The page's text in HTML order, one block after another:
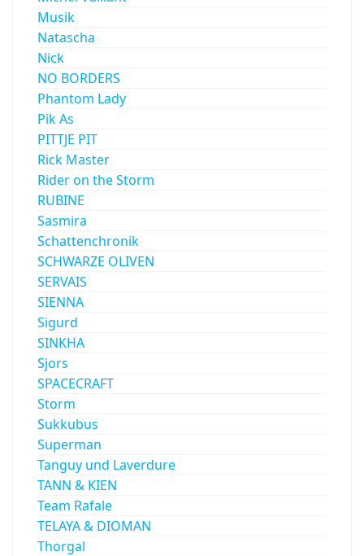
Musik
Natascha
Nick
NO BORDERS
Phantom Lady
Pik As
PITTJE PIT
Rick Master
Rider on the Storm
RUBINE
Sasmira
Schattenchronik
SCHWARZE OLIVEN
SERVAIS
SIENNA
Sigurd
SINKHA
Sjors
SPACECRAFT
Storm
Sukkubus
Superman
Tanguy und Laverdure
TANN & KIEN
Team Rafale
TELAYA & DIOMAN
Thorgal